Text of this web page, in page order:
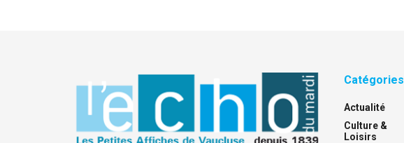
Catégories
Actualité
Culture &
Loisirs